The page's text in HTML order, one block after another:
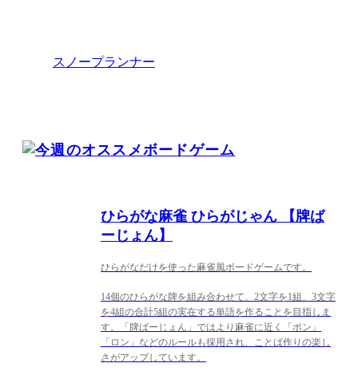
スノープランナー
ひらがな麻雀 ひらがじゃん 【牌ば
ーじょん】
ひらがなだけを使った麻雀風ボードゲームです。
14個のひらがな牌を組み合わせて、2文字を1組、3文字
を4組の合計5組の実在する単語を作ることを目指しま
す。「牌ばーじょん」ではより麻雀に近く「ポン」
「ロン」などのルールも採用され、ことば作りの楽し
さがアップしています。